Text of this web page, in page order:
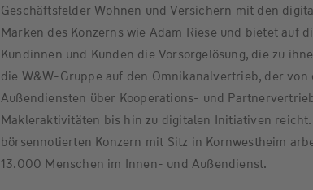
Geschäftsfelder Wohnen und Versichern mit den
Marken des Konzerns wie Adam Riese und bietet auf
Kundinnen und Kunden die Vorsorgelösung, die zu
die W&W-Gruppe auf den Omnikanalvertrieb, der von
Außendiensten über Kooperations- und
Makleraktivitäten bis hin zu digitalen Initiativen reicht.
börsennotierten Konzern mit Sitz in Kornwestheim
13.000 Menschen im Innen- und Außendienst.